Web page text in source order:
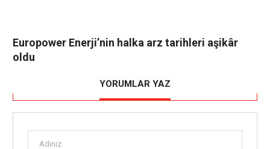
Europower Enerji’nin halka arz tarihleri aşikâr
oldu
YORUMLAR YAZ